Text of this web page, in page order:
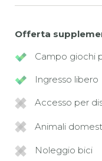
Offerta
Campo giochi
Ingresso libero
Accesso per
Animali
Noleggio bici